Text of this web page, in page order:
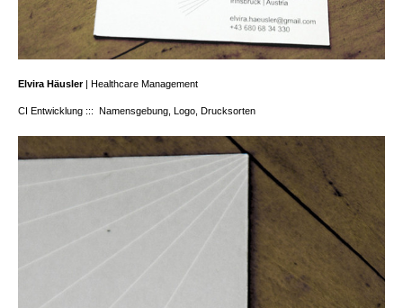
Elvira Häusler| Healthcare Management
CI Entwicklung ::: Namensgebung, Logo, Drucksorten